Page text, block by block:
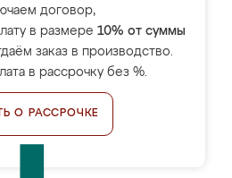
договор,
в размере 10% от суммы
заказ в производство.
в рассрочку без %.
О РАССРОЧКЕ